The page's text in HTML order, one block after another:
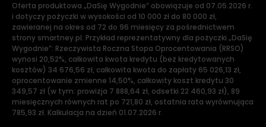
Oferta produktowa „DaSię Wygodnie” obowiązuje od 07.05.2026 r.
i dotyczy pożyczki w wysokości od 10 000 zł do 80 000 zł,
zawieranej na okres od 72 do 96 miesięcy za pośrednictwem
strony smartney.pl. Przykład reprezentatywny dla pożyczki „DaSię
Wygodnie”: Rzeczywista Roczna Stopa Oprocentowania (RRSO)
wynosi 20,52%, całkowita kwota kredytu (bez kredytowanych
kosztów) 34 676,56 zł, całkowita kwota do zapłaty 65 026,13 zł,
oprocentowanie zmienne 14,50%, całkowity koszt kredytu 30
349,57 zł (w tym: prowizja 7 888,64 zł, odsetki 22 460,93 zł), 89
miesięcznych równych rat po 721,80 zł, ostatnia rata wyrównująca
785,93 zł. Kalkulacja na dzień 01.07.2026 r.